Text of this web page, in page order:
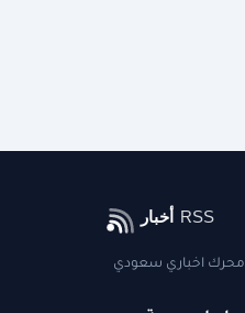
محرك اخباري سعودي